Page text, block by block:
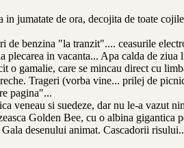
jumatate de ora, decojita de toate
benzina "la tranzit".... ceasurile
in vacanta... Apa calda de ziua
gamalie, care se mincau direct cu
Trageri (vorba vine... prilej de
pagina"...
veneau si suedeze, dar nu le-a vazut
Golden Bee, cu o albina gigantica
desenului animat. Cascadorii